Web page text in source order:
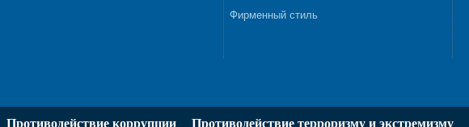
Фирменный стиль
Противодействие коррупции Противодействие терроризму и экстремизму